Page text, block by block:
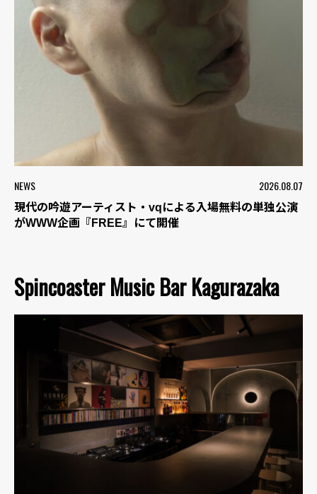
NEWS 2026.08.07
現代の吟遊アーティスト・vqによる入場無料の単独公演
がWWW企画『FREE』にて開催
Spincoaster Music Bar Kagurazaka